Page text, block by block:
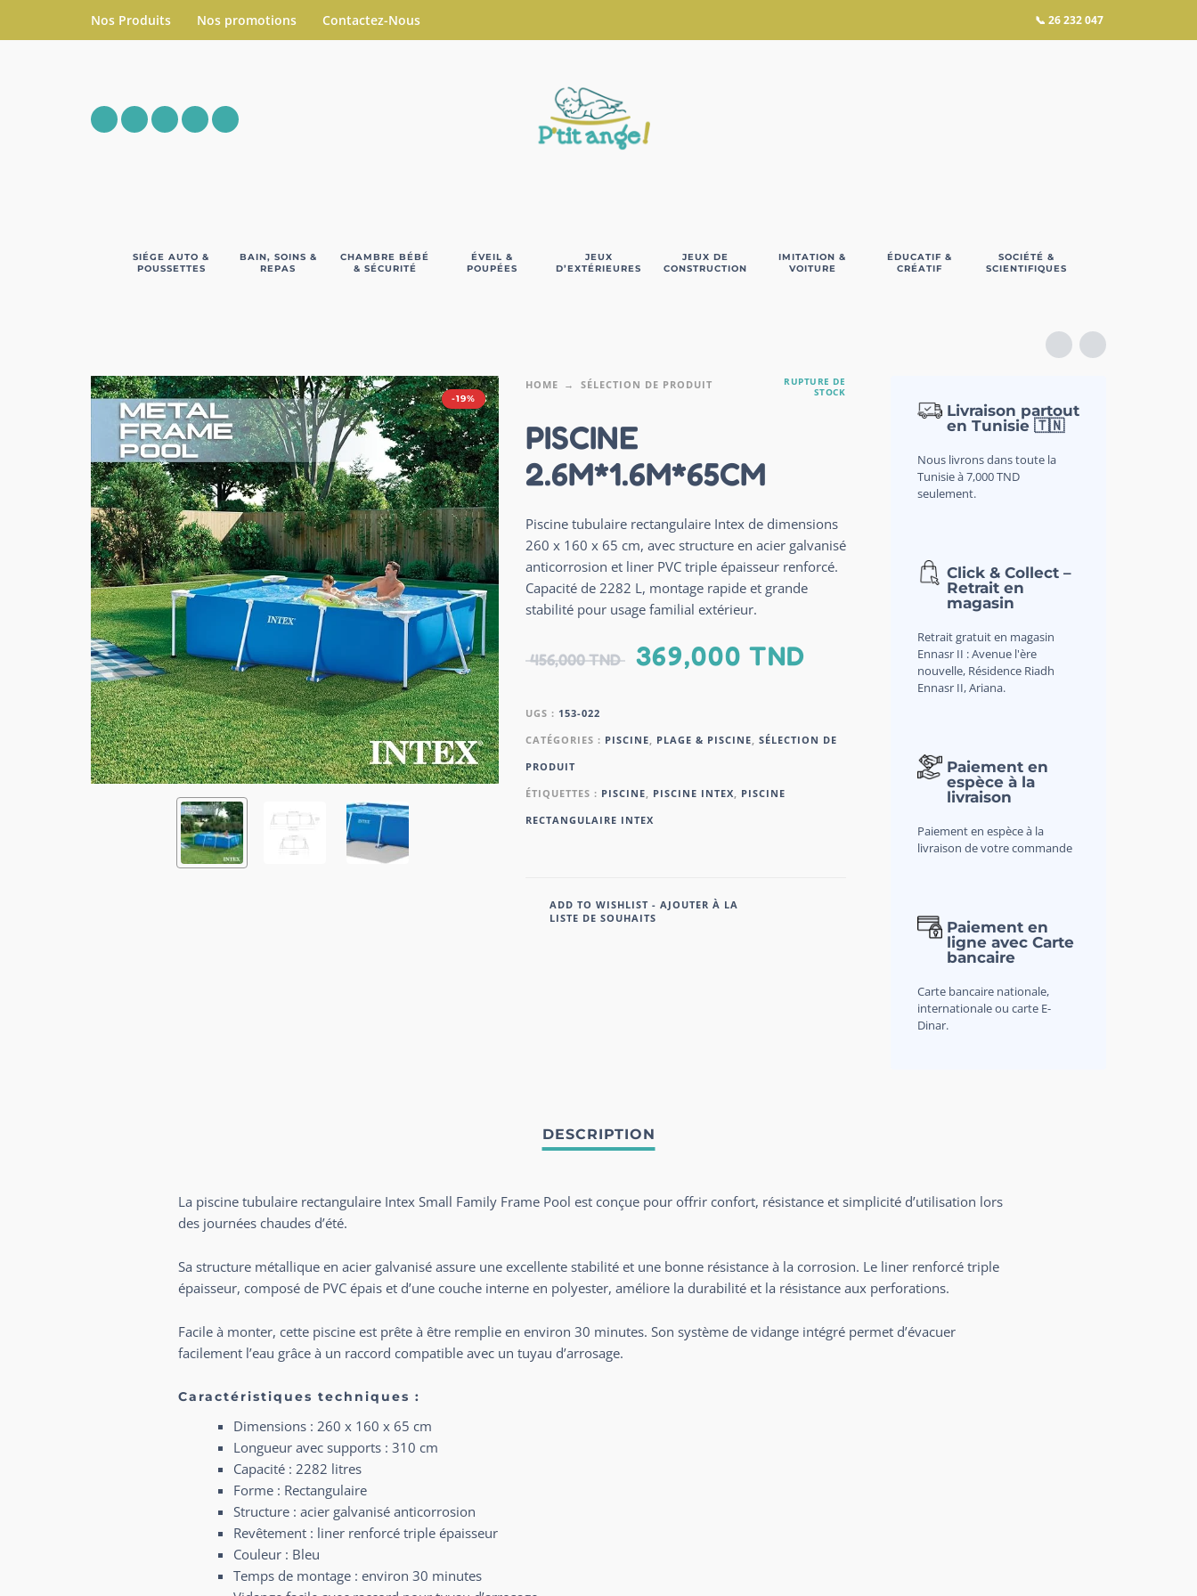
Nos Produits Nos promotions Contactez-Nous 📞 26 232 047
SIÉGE AUTO &
POUSSETTES
BAIN, SOINS &
REPAS
CHAMBRE BÉBÉ
& SÉCURITÉ
ÉVEIL &
POUPÉES
JEUX
D’EXTÉRIEURES
JEUX DE
CONSTRUCTION
IMITATION &
VOITURE
ÉDUCATIF &
CRÉATIF
SOCIÉTÉ &
SCIENTIFIQUES
-19%
HOME SÉLECTION DE PRODUIT
RUPTURE DE
STOCK
PISCINE
2.6M*1.6M*65CM
Piscine tubulaire rectangulaire Intex de dimensions
260 x 160 x 65 cm, avec structure en acier galvanisé
anticorrosion et liner PVC triple épaisseur renforcé.
Capacité de 2282 L, montage rapide et grande
stabilité pour usage familial extérieur.
456,000TND 369,000 TND
UGS : 153-022
CATÉGORIES : PISCINE, PLAGE & PISCINE, SÉLECTION DE
PRODUIT
ÉTIQUETTES : PISCINE, PISCINE INTEX, PISCINE
RECTANGULAIRE INTEX
ADD TO WISHLIST - AJOUTER À LA
LISTE DE SOUHAITS
Livraison partout
en Tunisie 🇹🇳
Nous livrons dans toute la
Tunisie à 7,000 TND
seulement.
Click & Collect –
Retrait en
magasin
Retrait gratuit en magasin
Ennasr II : Avenue l'ère
nouvelle, Résidence Riadh
Ennasr II, Ariana.
Paiement en
espèce à la
livraison
Paiement en espèce à la
livraison de votre commande
Paiement en
ligne avec Carte
bancaire
Carte bancaire nationale,
internationale ou carte E-
Dinar.
La piscine tubulaire rectangulaire IntexSmall Family Frame Pool est conçue pour offrir confort, résistance et simplicité d’utilisation lors
des journées chaudes d’été.
Sa structure métallique en acier galvanisé assure une excellente stabilité et une bonne résistance à la corrosion. Le liner renforcé triple
épaisseur, composé de PVC épais et d’une couche interne en polyester, améliore la durabilité et la résistance aux perforations.
Facile à monter, cette piscine est prête à être remplie en environ 30 minutes. Son système de vidange intégré permet d’évacuer
facilement l’eau grâce à un raccord compatible avec un tuyau d’arrosage.
Caractéristiques techniques :
Dimensions : 260 x 160 x 65 cm
Longueur avec supports : 310 cm
Capacité : 2282 litres
Forme : Rectangulaire
Structure : acier galvanisé anticorrosion
Revêtement : liner renforcé triple épaisseur
Couleur : Bleu
Temps de montage : environ 30 minutes